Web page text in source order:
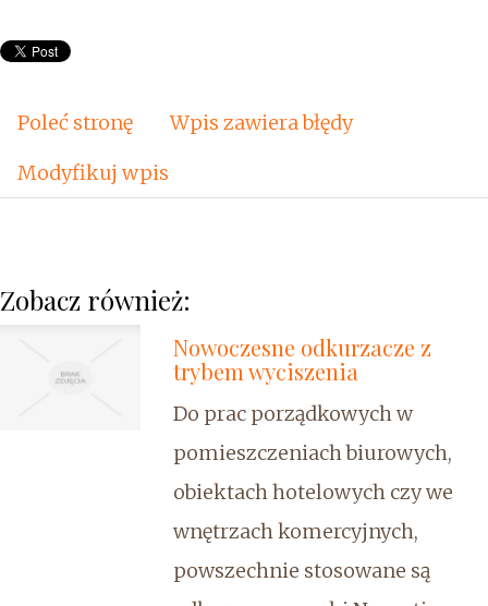
Poleć stronę
Wpis zawiera błędy
Modyfikuj wpis
Zobacz również:
Nowoczesne odkurzacze z
trybem wyciszenia
Do prac porządkowych w
pomieszczeniach biurowych,
obiektach hotelowych czy we
wnętrzach komercyjnych,
powszechnie stosowane są